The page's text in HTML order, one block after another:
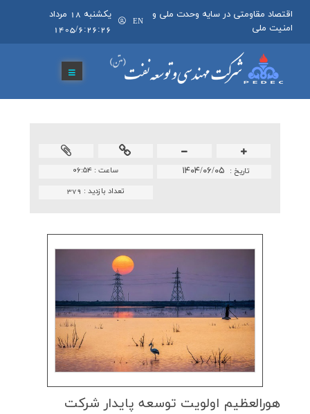
اقتصاد مقاومتی در سایه وحدت ملی و
امنیت ملی
EN
يکشنبه 18 مرداد
1405/6:26:26
ساعت : ۰۶:۵۴ تاريخ : ۱۴۰۴/۰۶/۰۵
تعداد بازدید : 379
هورالعظیم اولویت توسعه پایدار شركت